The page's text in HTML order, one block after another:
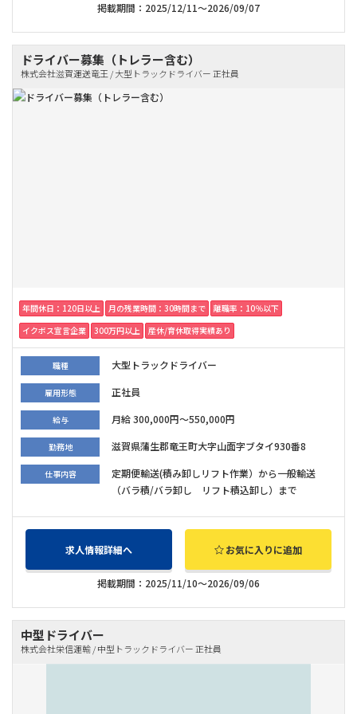
掲載期間：2025/12/11～2026/09/07
ドライバー募集（トレラー含む）
株式会社滋賀運送竜王 / 大型トラックドライバー 正社員
年間休日：120日以上 月の残業時間：30時間まで
離職率：10％以下
イクボス宣言企業
300万円以上 産休/育休取得実績あり
職種 大型トラックドライバー
雇用形態 正社員
給与 月給 300,000円～550,000円
勤務地 滋賀県蒲生郡竜王町大字山面字ブタイ930番8
仕事内容
定期便輸送(積み卸しリフト作業）から一般輸送
（バラ積/バラ卸し リフト積込卸し）まで
求人情報詳細へ お気に入りに追加
掲載期間：2025/11/10～2026/09/06
中型ドライバー
株式会社栄信運輸 / 中型トラックドライバー 正社員